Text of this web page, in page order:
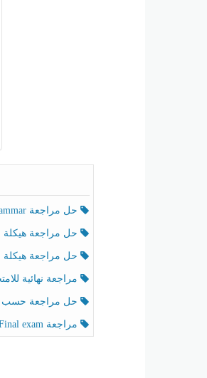
حل مراجعة Grammar اللغة الإنجليزية الصف الخامس الفصل الثالث
حل مراجعة هيكلة امتحان
حل مراجعة هيكلة امتحان
مراجعة نهائية للامتحان
حل مراجعة حسب الهيكل الوزاري
مراجعة Preparation for the Final exam اللغة الإنجليزية الصف الرابع الفصل الثالث